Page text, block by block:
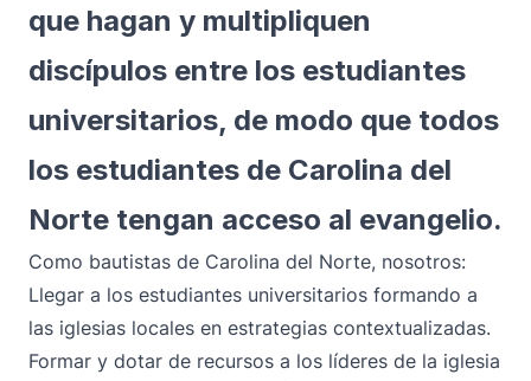
que hagan y multipliquen
discípulos entre los estudiantes
universitarios, de modo que todos
los estudiantes de Carolina del
Norte tengan acceso al evangelio.
Como bautistas de Carolina del Norte, nosotros:
Llegar a los estudiantes universitarios formando a
las iglesias locales en estrategias contextualizadas.
Formar y dotar de recursos a los líderes de la iglesia